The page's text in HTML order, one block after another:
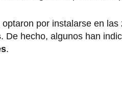
por instalarse en
. De hecho, algunos han
.